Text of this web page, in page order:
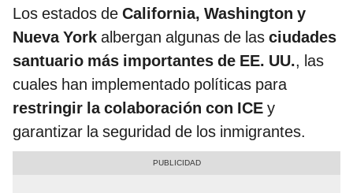
Los estados de California, Washington y
Nueva York albergan algunas de las ciudades
santuario más importantes de EE. UU., las
cuales han implementado políticas para
restringir la colaboración con ICE y
garantizar la seguridad de los inmigrantes.